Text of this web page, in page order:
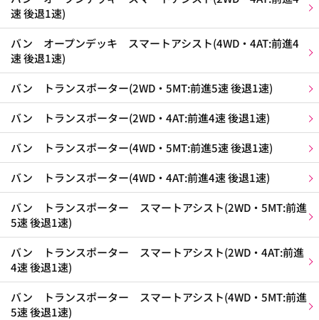
速 後退1速)
バン オープンデッキ スマートアシスト(4WD・4AT:前進4
速 後退1速)
バン トランスポーター(2WD・5MT:前進5速 後退1速)
バン トランスポーター(2WD・4AT:前進4速 後退1速)
バン トランスポーター(4WD・5MT:前進5速 後退1速)
バン トランスポーター(4WD・4AT:前進4速 後退1速)
バン トランスポーター スマートアシスト(2WD・5MT:前進
5速 後退1速)
バン トランスポーター スマートアシスト(2WD・4AT:前進
4速 後退1速)
バン トランスポーター スマートアシスト(4WD・5MT:前進
5速 後退1速)